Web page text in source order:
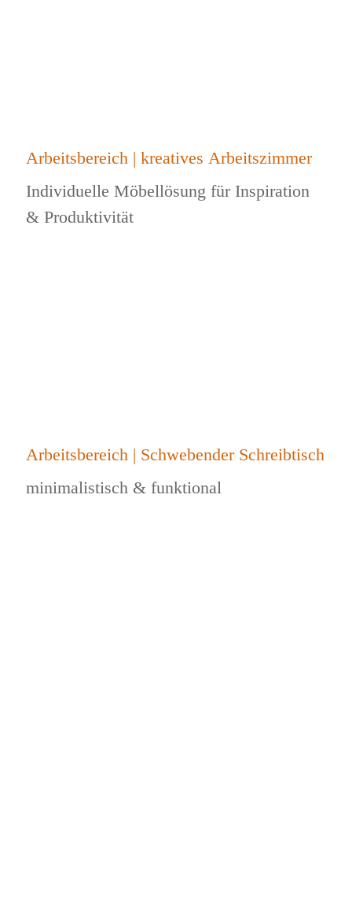
Arbeitsbereich | kreatives Arbeitszimmer
Individuelle Möbellösung für Inspiration
& Produktivität
Arbeitsbereich | Schwebender Schreibtisch
minimalistisch & funktional